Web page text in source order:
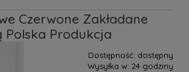
Czerwone Zakładane
Polska Produkcja
Dostępność: dostępny
Wysyłka w: 24 godziny